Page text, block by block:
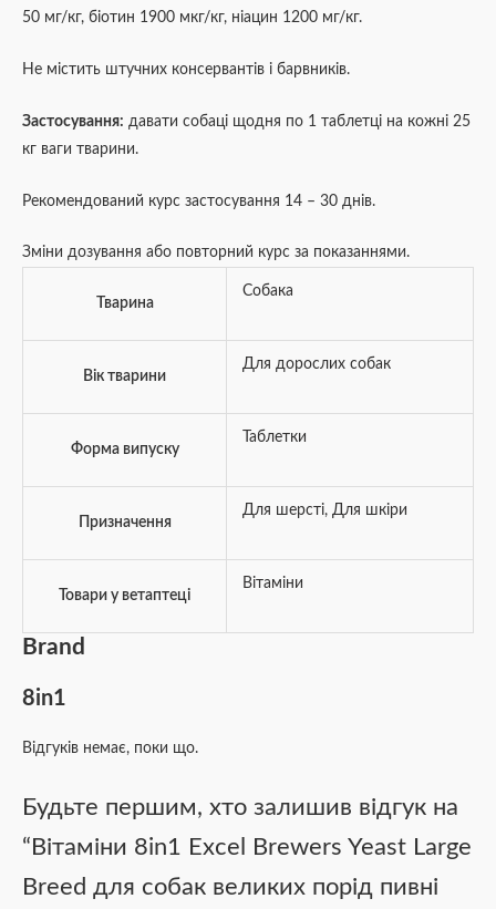
50 мг/кг, біотин 1900 мкг/кг, ніацин 1200 мг/кг.
Не містить штучних консервантів і барвників.
Застосування: давати собаці щодня по 1 таблетці на кожні 25
кг ваги тварини.
Рекомендований курс застосування 14 – 30 днів.
Зміни дозування або повторний курс за показаннями.
Тварина
Собака
Вік тварини
Для дорослих собак
Форма випуску
Таблетки
Призначення
Для шерсті, Для шкіри
Товари у ветаптеці
Вітаміни
Brand
8in1
Відгуків немає, поки що.
Будьте першим, хто залишив відгук на
“Вітаміни 8in1 Excel Brewers Yeast Large
Breed для собак великих порід пивні